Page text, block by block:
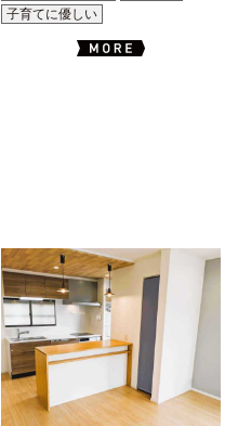
子育てに優しい